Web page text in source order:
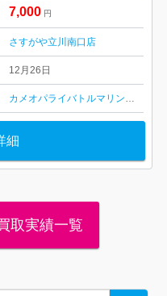
7,000 円
さすがや立川南口店
12月26日
カメオパライバトルマリンアクアマ
細
取実績一覧